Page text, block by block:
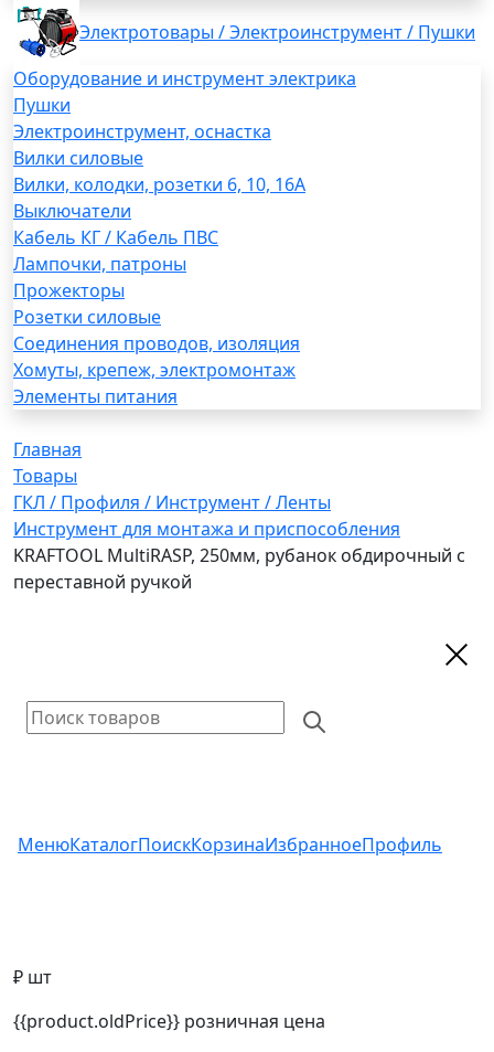
Электротовары / Электроинструмент / Пушки
Оборудование и инструмент электрика
Пушки
Электроинструмент, оснастка
Вилки силовые
Вилки, колодки, розетки 6, 10, 16А
Выключатели
Кабель КГ / Кабель ПВС
Лампочки, патроны
Прожекторы
Розетки силовые
Соединения проводов, изоляция
Хомуты, крепеж, электромонтаж
Элементы питания
Главная
Товары
ГКЛ / Профиля / Инструмент / Ленты
Инструмент для монтажа и приспособления
KRAFTOOL MultiRASP, 250мм, рубанок обдирочный с
переставной ручкой
МенюКаталогПоискКорзинаИзбранноеПрофиль
₽ шт
{{product.oldPrice}} розничная цена